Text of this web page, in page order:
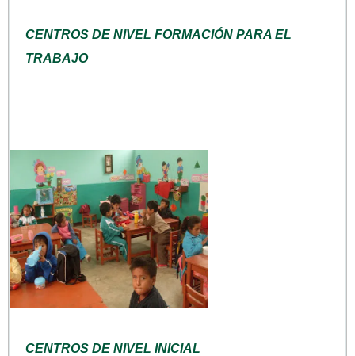
CENTROS DE NIVEL FORMACIÓN PARA EL
TRABAJO
CENTROS DE NIVEL INICIAL